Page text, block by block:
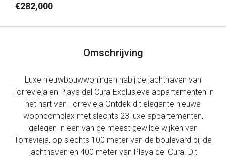
€282,000
Omschrijving
Luxe nieuwbouwwoningen nabij de jachthaven van
Torrevieja en Playa del Cura Exclusieve appartementen in
het hart van Torrevieja Ontdek dit elegante nieuwe
wooncomplex met slechts 23 luxe appartementen,
gelegen in een van de meest gewilde wijken van
Torrevieja, op slechts 100 meter van de boulevard bij de
jachthaven en 400 meter van Playa del Cura. Dit